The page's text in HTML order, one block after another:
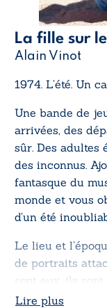
La fille sur
Alain Vinot
1974. L’été. Un
Une bande de
arrivées, des
sûr. Des adultes
des inconnus.
fantasque du
monde et vous
d’un été
Le lieu et
de portraits
sont eux, ils
Lire plus